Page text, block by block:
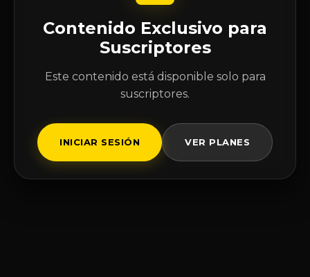
Contenido Exclusivo para
Suscriptores
Este contenido está disponible solo para
suscriptores.
INICIAR SESIÓN VER PLANES